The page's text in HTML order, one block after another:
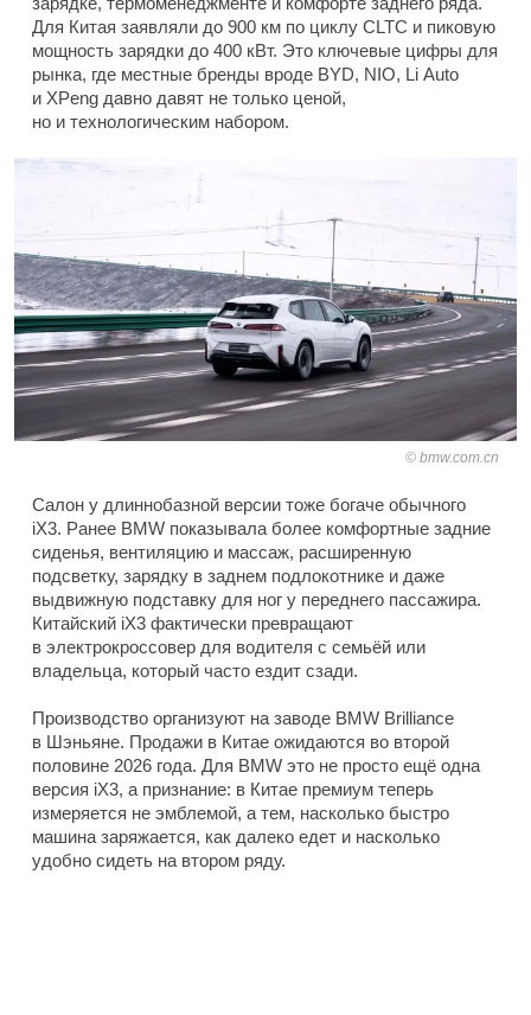
Для Китая заявляли до 900 км по циклу CLTC и пиковую
мощность зарядки до 400 кВт. Это ключевые цифры для
рынка, где местные бренды вроде BYD, NIO, Li Auto
и XPeng давно давят не только ценой,
но и технологическим набором.
bmw.com.cn
Салон у длиннобазной версии тоже богаче обычного
iX3. Ранее BMW показывала более комфортные задние
сиденья, вентиляцию и массаж, расширенную
подсветку, зарядку в заднем подлокотнике и даже
выдвижную подставку для ног у переднего пассажира.
Китайский iX3 фактически превращают
в электрокроссовер для водителя с семьёй или
владельца, который часто ездит сзади.
Производство организуют на заводе BMW Brilliance
в Шэньяне. Продажи в Китае ожидаются во второй
половине 2026 года. Для BMW это не просто ещё одна
версия iX3, а признание: в Китае премиум теперь
измеряется не эмблемой, а тем, насколько быстро
машина заряжается, как далеко едет и насколько
удобно сидеть на втором ряду.